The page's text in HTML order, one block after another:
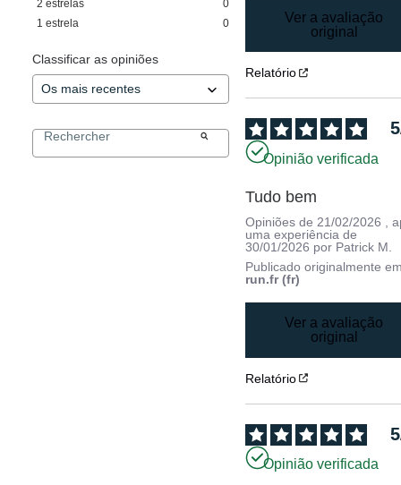
2 estrelas
0
1 estrela 0
Classificar as opiniões
Ver a avaliação
original
Relatório
5
Opinião verificada
Tudo bem
Opiniões de21/02/2026 ,
uma experiência de
30/01/2026 por Patrick M.
Publicado originalmente
run.fr (fr)
Ver a avaliação
original
Relatório
5
Opinião verificada